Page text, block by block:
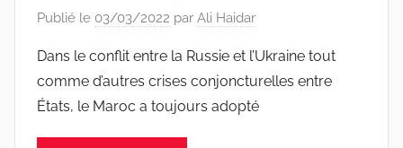
Publié le 03/03/2022 par Ali Haidar
Dans le conflit entre la Russie et l’Ukraine tout
comme d’autres crises conjoncturelles entre
États, le Maroc a toujours adopté